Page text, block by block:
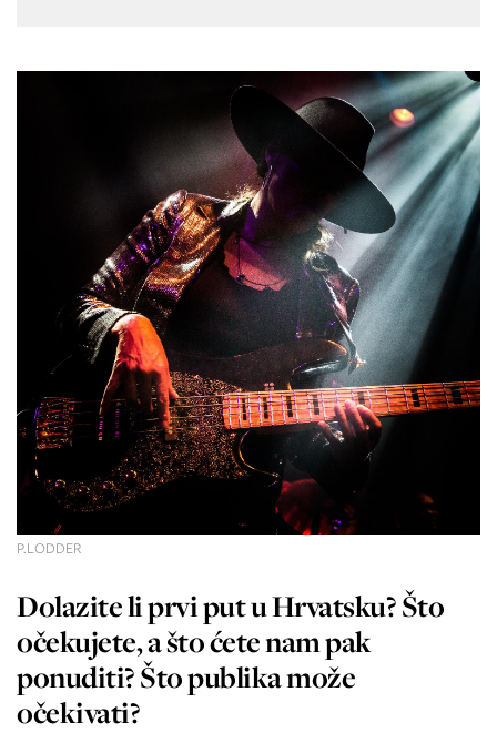
P.LODDER
Dolazite li prvi put u Hrvatsku? Što
očekujete, a što ćete nam pak
ponuditi? Što publika može
očekivati?